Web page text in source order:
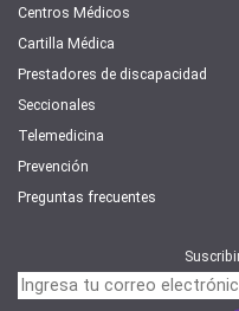
Centros Médicos
Cartilla Médica
Prestadores de discapacidad
Seccionales
Telemedicina
Prevención
Preguntas frecuentes